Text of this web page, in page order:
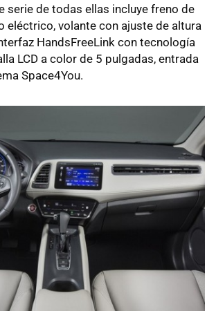
serie de todas ellas incluye freno de
eléctrico, volante con ajuste de altura
HandsFreeLink con tecnología
LCD a color de 5 pulgadas, entrada
Space4You.